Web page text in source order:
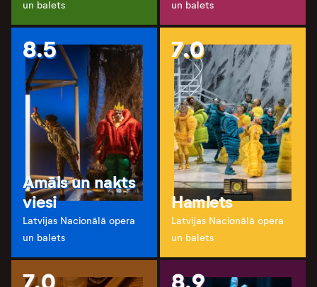
un balets
un balets
8.5
Amāls un nakts
viesi
Latvijas Nacionālā opera
un balets
7.0
Hamlets
Latvijas Nacionālā opera
un balets